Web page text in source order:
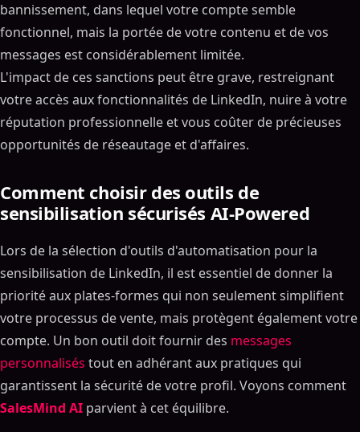
bannissement, dans lequel votre compte semble
fonctionnel, mais la portée de votre contenu et de vos
messages est considérablement limitée.
L'impact de ces sanctions peut être grave, restreignant
votre accès aux fonctionnalités de LinkedIn, nuire à votre
réputation professionnelle et vous coûter de précieuses
opportunités de réseautage et d'affaires.
Comment choisir des outils de
sensibilisation sécurisés AI-Powered
Lors de la sélection d'outils d'automatisation pour la
sensibilisation de LinkedIn, il est essentiel de donner la
priorité aux plates-formes qui non seulement simplifient
votre processus de vente, mais protègent également votre
compte. Un bon outil doit fournir des messages
personnalisés tout en adhérant aux pratiques qui
garantissent la sécurité de votre profil. Voyons comment
SalesMind AI parvient à cet équilibre.